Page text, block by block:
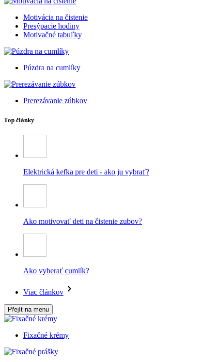
Motivácia na čistenie
Presýpacie hodiny
Motivačné tabuľky
Púzdra na cumlíky
Prerezávanie zúbkov
Top články
Elektrická kefka pre deti - ako ju vybrať?
Ako motivovať deti na čistenie zubov?
Ako vyberať cumlík?
Viac článkov
Přejít na menu
Fixačné krémy